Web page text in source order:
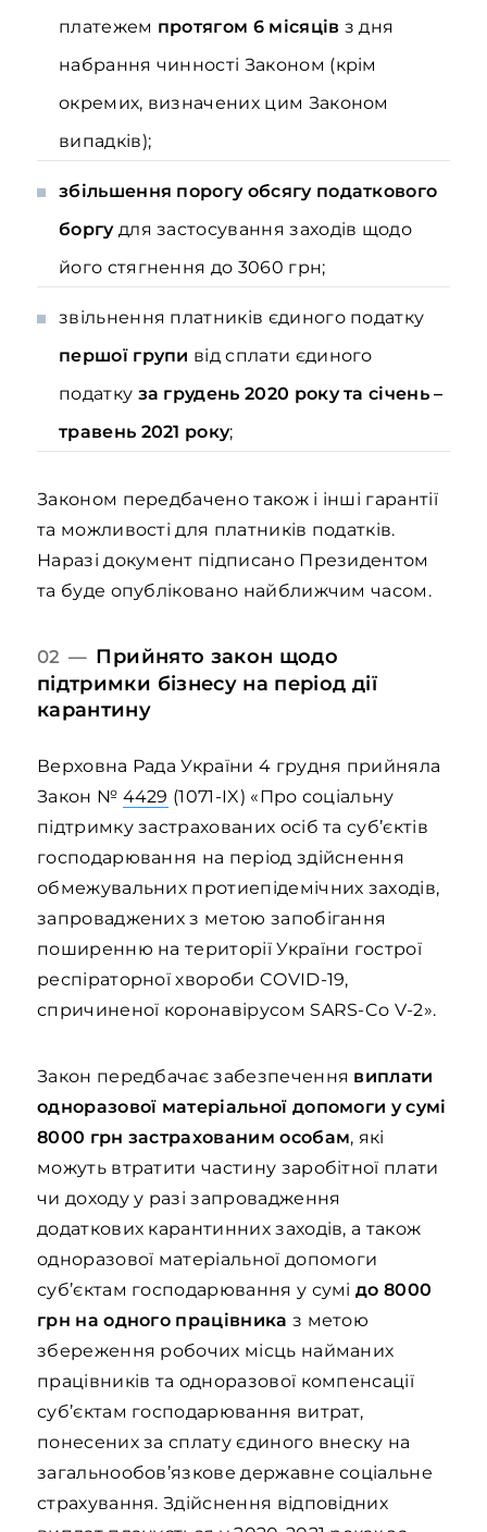
платежем протягом 6 місяців з дня
набрання чинності Законом (крім
окремих, визначених цим Законом
випадків);
збільшення порогу обсягу податкового
боргу для застосування заходів щодо
його стягнення до 3060 грн;
звільнення платників єдиного податку
першої групи від сплати єдиного
податку за грудень 2020 року та січень –
травень 2021 року;
Законом передбачено також і інші гарантії
та можливості для платників податків.
Наразі документ підписано Президентом
та буде опубліковано найближчим часом.
02 — Прийнято закон щодо
підтримки бізнесу на період дії
карантину
Верховна Рада України 4 грудня прийняла
Закон № 4429 (1071-IX) «Про соціальну
підтримку застрахованих осіб та суб’єктів
господарювання на період здійснення
обмежувальних протиепідемічних заходів,
запроваджених з метою запобігання
поширенню на території України гострої
респіраторної хвороби COVID-19,
спричиненої коронавірусом SARS-Co V-2».
Закон передбачає забезпечення виплати
одноразової матеріальної допомоги у сумі
8000 грн застрахованим особам, які
можуть втратити частину заробітної плати
чи доходу у разі запровадження
додаткових карантинних заходів, а також
одноразової матеріальної допомоги
суб’єктам господарювання у сумідо 8000
грн на одного працівника з метою
збереження робочих місць найманих
працівників та одноразової компенсації
суб’єктам господарювання витрат,
понесених за сплату єдиного внеску на
загальнообов’язкове державне соціальне
страхування. Здійснення відповідних